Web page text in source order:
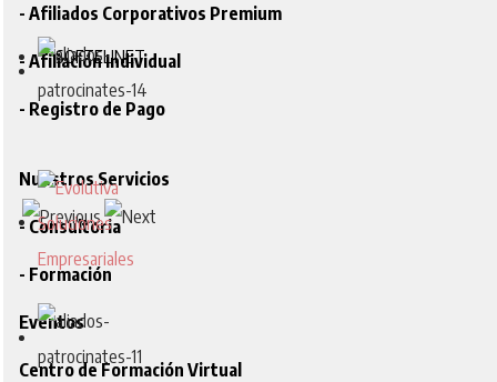
- Afiliados Corporativos Premium
- Afiliación Individual
- Registro de Pago
Nuestros Servicios
- Consultoria
- Formación
Eventos
Centro de Formación Virtual